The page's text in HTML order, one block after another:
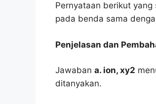
Pernyataan berikut
pada benda sama
Penjelasan dan
Jawaban a. ion, xy2
ditanyakan.